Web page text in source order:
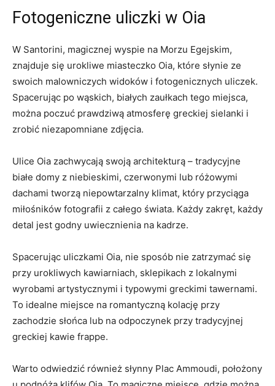
Fotogeniczne uliczki w Oia
W ‍Santorini,⁢ magicznej wyspie na Morzu ⁤Egejskim,
znajduje się urokliwe miasteczko Oia, ‌które słynie ze
swoich malowniczych widoków i fotogenicznych uliczek.⁤
Spacerując po wąskich, białych zaułkach tego miejsca,
⁣można poczuć prawdziwą atmosferę‌ greckiej sielanki ‌i⁣
zrobić niezapomniane⁢ zdjęcia.
Ulice Oia‍ zachwycają swoją architekturą – tradycyjne
‍białe domy z ‍niebieskimi, czerwonymi⁤ lub różowymi‍
dachami tworzą⁢ niepowtarzalny klimat, który przyciąga
miłośników fotografii z całego ⁤świata. Każdy zakręt, każdy
⁢detal jest⁤ godny uwiecznienia ‍na​ kadrze.
Spacerując uliczkami Oia, ‍nie sposób nie zatrzymać ⁢się
przy⁤ urokliwych ‌kawiarniach, sklepikach z lokalnymi
wyrobami artystycznymi i typowymi greckimi tawernami.
To⁢ idealne miejsce⁤ na ⁤romantyczną ⁣kolację przy
zachodzie słońca lub na odpoczynek‌ przy tradycyjnej
greckiej kawie frappe.
Warto odwiedzić również słynny Plac Ammoudi,⁤ położony